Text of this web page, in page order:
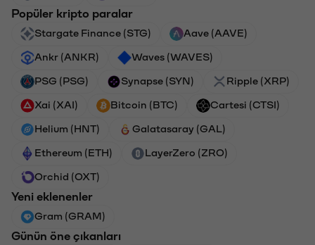
Popüler kripto paralar
Stargate Finance (STG) Aave (AAVE)
Ankr (ANKR) Waves (WAVES)
PSG (PSG) Synapse (SYN) Ripple (XRP)
Xai (XAI) Bitcoin (BTC) Cartesi (CTSI)
Helium (HNT) Galatasaray (GAL)
Ethereum (ETH) LayerZero (ZRO)
Orchid (OXT)
Yeni eklenenler
Gram (GRAM)
Günün öne çıkanları